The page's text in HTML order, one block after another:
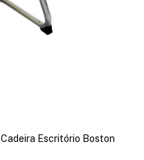
Cadeira Escritório Boston